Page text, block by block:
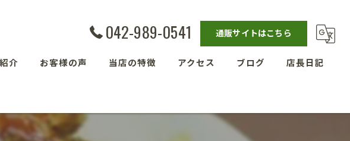
042-989-0541 通販サイトはこちら
介 お客様の声 当店の特徴 アクセス ブログ 店長日記